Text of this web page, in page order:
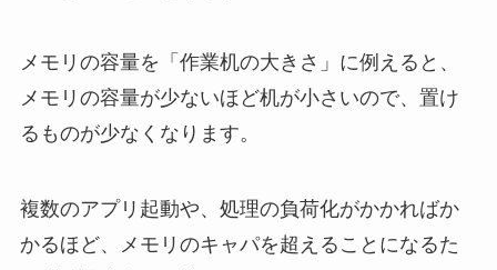
メモリの容量を「作業机の大きさ」に例えると、
メモリの容量が少ないほど机が小さいので、置け
るものが少なくなります。
複数のアプリ起動や、処理の負荷化がかかればか
かるほど、メモリのキャパを超えることになるた